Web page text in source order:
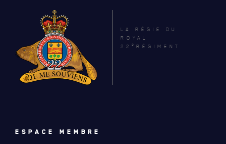
LA RÉGIE DU
ROYAL
22 e RÉGIMENT
ESPACE MEMBRE